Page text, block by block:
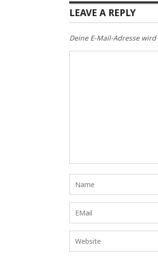
LEAVE A REPLY
Deine E-Mail-Adresse